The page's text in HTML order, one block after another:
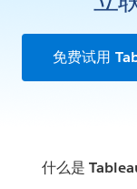
免费试用
什么是